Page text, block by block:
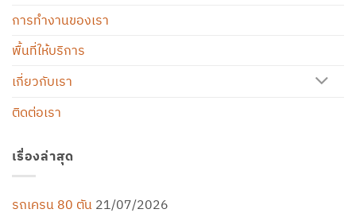
การทำงานของเรา
พื้นที่ให้บริการ
เกี่ยวกับเรา
ติดต่อเรา
เรื่องล่าสุด
รถเครน 80 ตัน 21/07/2026